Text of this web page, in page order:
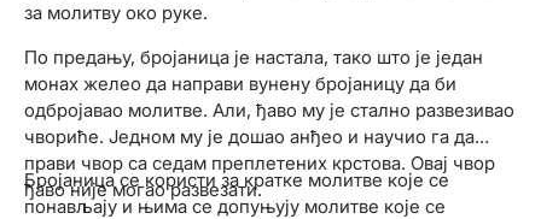
за молитву око руке.
По предању, бројаница је настала, тако што је један
монах желео да направи вунену бројаницу да би
одбројавао молитве. Али, ђаво му је стално развезивао
чвориће. Једном му је дошао анђео и научио га да
прави чвор са седам преплетених крстова. Овај чвор
ђаво није могао развезати.
Бројаница се користи за кратке молитве које се
понављају и њима се допуњују молитве које се